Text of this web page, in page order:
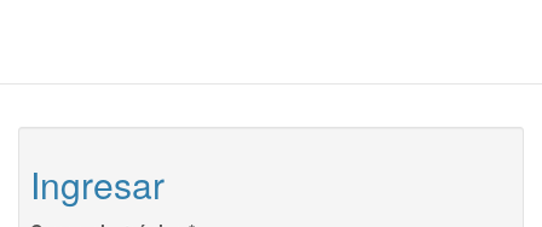
Ingresar